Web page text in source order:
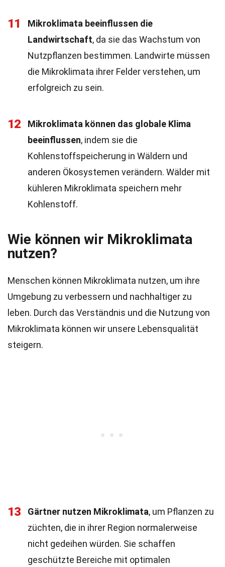
11
Mikroklimata beeinflussen die
Landwirtschaft, da sie das Wachstum von
Nutzpflanzen bestimmen. Landwirte müssen
die Mikroklimata ihrer Felder verstehen, um
erfolgreich zu sein.
12
Mikroklimata können das globale Klima
beeinflussen, indem sie die
Kohlenstoffspeicherung in Wäldern und
anderen Ökosystemen verändern. Wälder mit
kühleren Mikroklimata speichern mehr
Kohlenstoff.
Wie können wir Mikroklimata
nutzen?
Menschen können Mikroklimata nutzen, um ihre
Umgebung zu verbessern und nachhaltiger zu
leben. Durch das Verständnis und die Nutzung von
Mikroklimata können wir unsere Lebensqualität
steigern.
13 Gärtner nutzen Mikroklimata, um Pflanzen zu
züchten, die in ihrer Region normalerweise
nicht gedeihen würden. Sie schaffen
geschützte Bereiche mit optimalen